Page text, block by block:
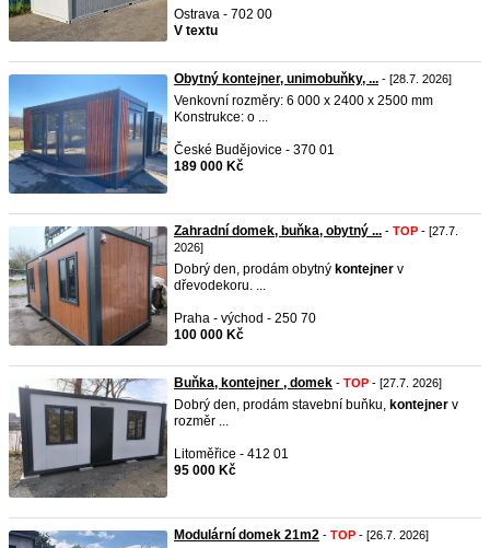
Ostrava - 702 00
V textu
Obytný kontejner, unimobuňky, ... - [28.7. 2026]
Venkovní rozměry: 6 000 x 2400 x 2500 mm
Konstrukce: o ...
České Budějovice - 370 01
189 000 Kč
Zahradní domek, buňka, obytný ... - TOP - [27.7.
2026]
Dobrý den, prodám obytný kontejner v
dřevodekoru. ...
Praha - východ - 250 70
100 000 Kč
Buňka, kontejner , domek - TOP - [27.7. 2026]
Dobrý den, prodám stavební buňku, kontejner v
rozměr ...
Litoměřice - 412 01
95 000 Kč
Modulární domek 21m2 - TOP - [26.7. 2026]